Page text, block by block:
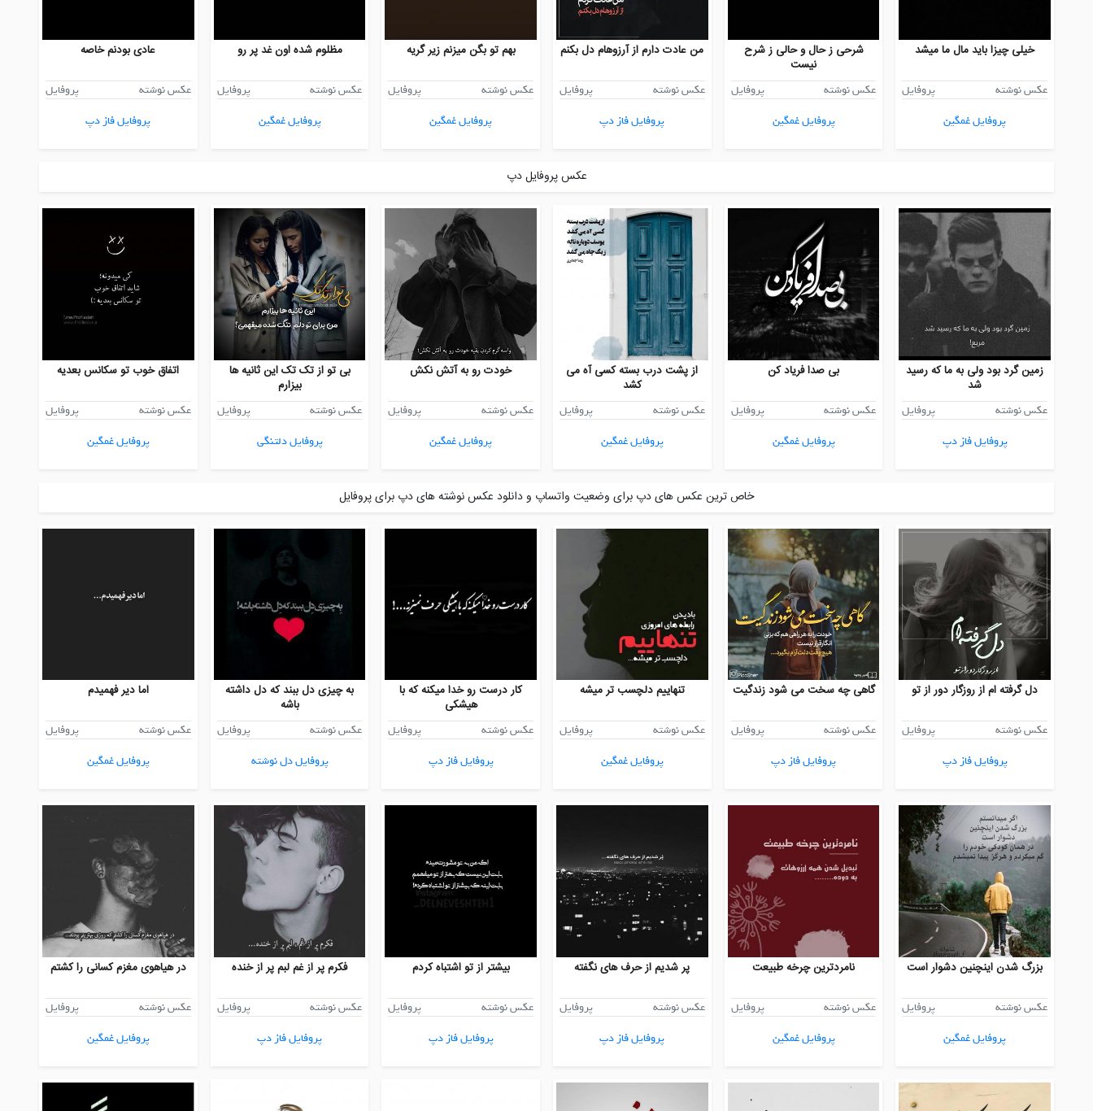
خیلی چیزا باید مال ما میشد
عکس نوشته
پروفایل
پروفایل غمگین
شرحی ز حال و حالی ز شرح
نیست
عکس نوشته
پروفایل
پروفایل غمگین
من عادت دارم از آرزوهام دل بکنم
عکس نوشته
پروفایل
پروفایل فاز دپ
بهم تو بگن میزنم زیر گریه
عکس نوشته
پروفایل
پروفایل غمگین
مظلوم شده اون غد پر رو
عکس نوشته
پروفایل
پروفایل غمگین
عادی بودنم خاصه
عکس نوشته
پروفایل
پروفایل فاز دپ
عکس پروفایل دپ
زمین گرد بود ولی به ما که رسید
شد
عکس نوشته
پروفایل
پروفایل فاز دپ
بی صدا فریاد کن
عکس نوشته
پروفایل
پروفایل غمگین
از پشت درب بسته کسی آه می
کشد
عکس نوشته
پروفایل
پروفایل غمگین
خودت رو به آتش نکش
عکس نوشته
پروفایل
پروفایل غمگین
بی تو از تک تک این ثانیه ها
بیزارم
عکس نوشته
پروفایل
پروفایل دلتنگی
اتفاق خوب تو سکانس بعدیه
عکس نوشته
پروفایل
پروفایل غمگین
خاص ترین عکس های دپ برای وضعیت واتساپ و دانلود عکس نوشته های دپ برای پروفایل
دل گرفته ام از روزگار دور از تو
عکس نوشته
پروفایل
پروفایل فاز دپ
گاهی چه سخت می شود زندگیت
عکس نوشته
پروفایل
پروفایل فاز دپ
تنهاییم دلچسب تر میشه
عکس نوشته
پروفایل
پروفایل غمگین
کار درست رو خدا میکنه که با
هیشکی
عکس نوشته
پروفایل
پروفایل فاز دپ
به چیزی دل ببند که دل داشته
باشه
عکس نوشته
پروفایل
پروفایل دل نوشته
اما دیر فهمیدم
عکس نوشته
پروفایل
پروفایل غمگین
بزرگ شدن اینچنین دشوار است
عکس نوشته
پروفایل
پروفایل غمگین
نامردترین چرخه طبیعت
عکس نوشته
پروفایل
پروفایل غمگین
پر شدیم از حرف های نگفته
عکس نوشته
پروفایل
پروفایل فاز دپ
بیشتر از تو اشتباه کردم
عکس نوشته
پروفایل
پروفایل فاز دپ
فکرم پر از غم لبم پر از خنده
عکس نوشته
پروفایل
پروفایل فاز دپ
در هیاهوی مغزم کسانی را کشتم
عکس نوشته
پروفایل
پروفایل غمگین